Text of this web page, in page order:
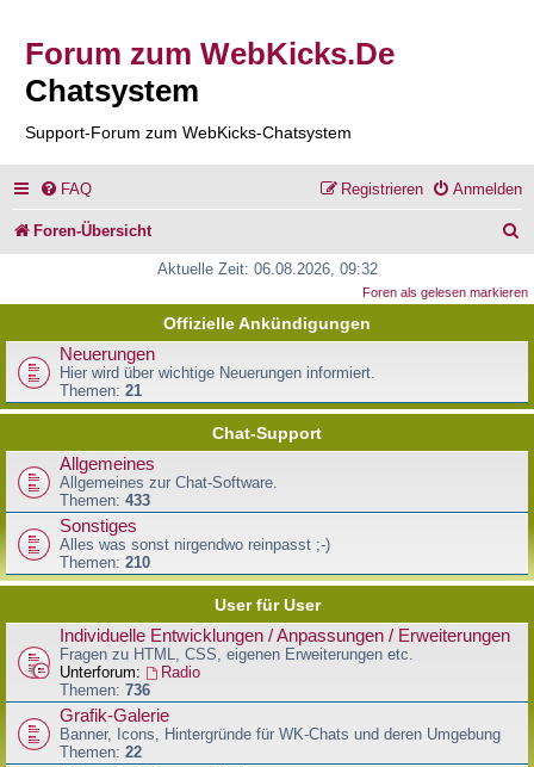
Forum zum WebKicks.De
Chatsystem
Support-Forum zum WebKicks-Chatsystem
FAQ Anmelden
Registrieren
Foren-Übersicht
c
Aktuelle Zeit: 06.08.2026, 09:32
Foren als gelesen markieren
Offizielle Ankündigungen
Neuerungen
Hier wird über wichtige Neuerungen informiert.
Themen: 21
Chat-Support
Allgemeines
Allgemeines zur Chat-Software.
Themen: 433
Sonstiges
Alles was sonst nirgendwo reinpasst ;-)
Themen: 210
User für User
Individuelle Entwicklungen / Anpassungen / Erweiterungen
Fragen zu HTML, CSS, eigenen Erweiterungen etc.
Unterforum:
Radio
Themen: 736
Grafik-Galerie
Banner, Icons, Hintergründe für WK-Chats und deren Umgebung
Themen: 22